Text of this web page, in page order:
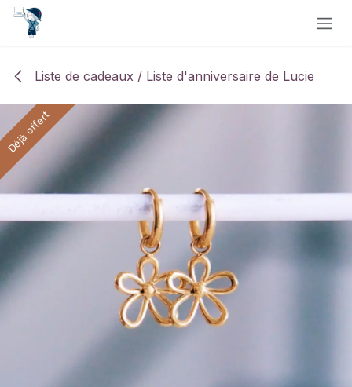
Se rendre au contenu
Liste de cadeaux / Liste d'anniversaire de Lucie
Déjà offert